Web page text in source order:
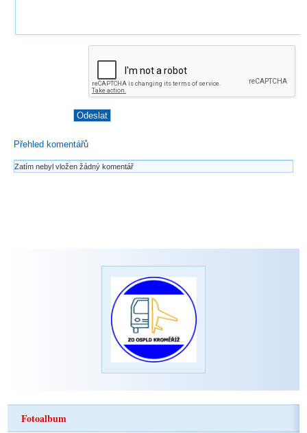
Přehled komentářů
Zatím nebyl vložen žádný komentář
Fotoalbum